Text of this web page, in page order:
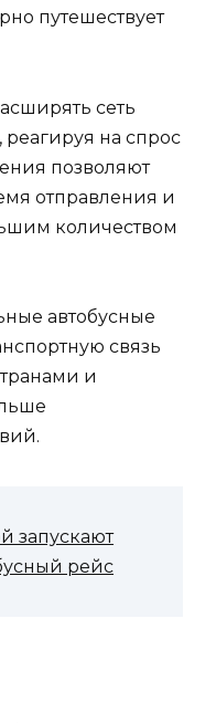
путешествует
сеть
на спрос
позволяют
отправления и
количеством
автобусные
связь
и
запускают
рейс